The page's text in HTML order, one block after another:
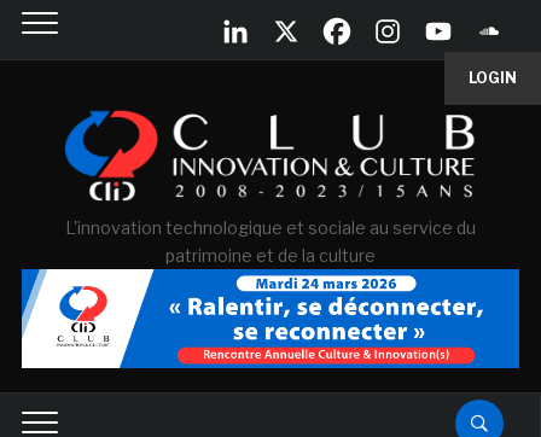
LOGIN
L'innovation technologique et sociale au service du
patrimoine et de la culture